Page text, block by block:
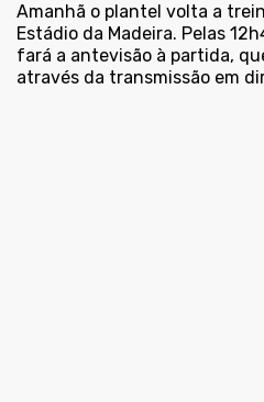
Amanhã o plantel volta a
Estádio da Madeira. Pelas
fará a antevisão à partida,
através da transmissão em